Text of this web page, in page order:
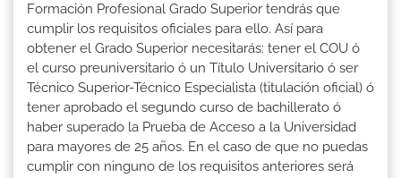
Formación Profesional Grado Superior tendrás que
cumplir los requisitos oficiales para ello. Así para
obtener el Grado Superior necesitarás: tener el COU ó
el curso preuniversitario ó un Título Universitario ó ser
Técnico Superior-Técnico Especialista (titulación oficial) ó
tener aprobado el segundo curso de bachillerato ó
haber superado la Prueba de Acceso a la Universidad
para mayores de 25 años. En el caso de que no puedas
cumplir con ninguno de los requisitos anteriores será